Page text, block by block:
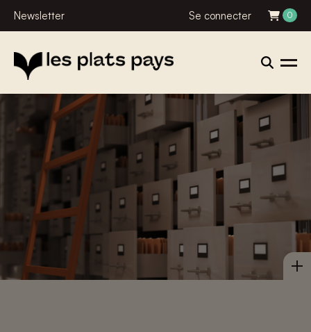
Newsletter Se connecter 0